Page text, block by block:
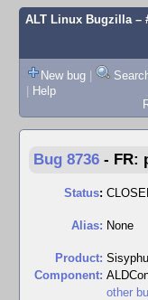
ALT Linux Bugzilla–
New bug |
| Help
Bug 8736 - FR:
Status:
Alias: None
Product:
Component:
other